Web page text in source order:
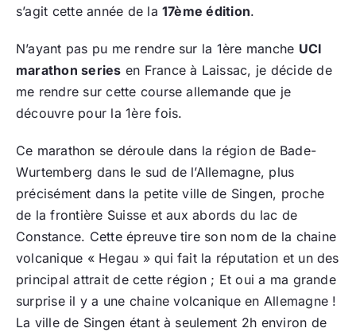
s’agit cette année de la 17ème édition.
N’ayant pas pu me rendre sur la 1ère manche UCI
marathon series en France à Laissac, je décide de
me rendre sur cette course allemande que je
découvre pour la 1ère fois.
Ce marathon se déroule dans la région de Bade-
Wurtemberg dans le sud de l’Allemagne, plus
précisément dans la petite ville de Singen, proche
de la frontière Suisse et aux abords du lac de
Constance. Cette épreuve tire son nom de la chaine
volcanique « Hegau » qui fait la réputation et un des
principal attrait de cette région ; Et oui a ma grande
surprise il y a une chaine volcanique en Allemagne !
La ville de Singen étant à seulement 2h environ de